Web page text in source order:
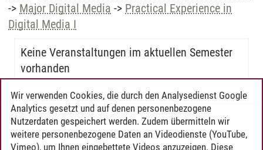
-> Major Digital Media -> Practical Experience in
Digital Media I
Keine Veranstaltungen im aktuellen Semester
vorhanden
Timo Leder/30.06.2024
Wir verwenden Cookies, die durch den Analysedienst Google
Analytics gesetzt und auf denen personenbezogene
Nutzerdaten gespeichert werden. Zudem übermitteln wir
weitere personenbezogene Daten an Videodienste (YouTube,
Vimeo), um Ihnen eingebettete Videos anzuzeigen. Diese